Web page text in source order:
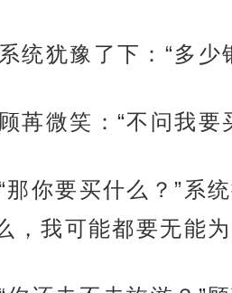
系统犹豫了下：“多少
顾苒微笑：“不问我要
那你要买什么？”系
，我可能都要无能